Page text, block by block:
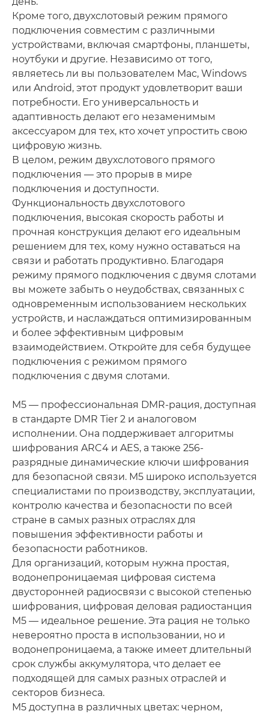
Кроме того, двухслотовый режим прямого
подключения совместим с различными
устройствами, включая смартфоны, планшеты,
ноутбуки и другие. Независимо от того,
являетесь ли вы пользователем Mac, Windows
или Android, этот продукт удовлетворит ваши
потребности. Его универсальность и
адаптивность делают его незаменимым
аксессуаром для тех, кто хочет упростить свою
цифровую жизнь.
В целом, режим двухслотового прямого
подключения — это прорыв в мире
подключения и доступности.
Функциональность двухслотового
подключения, высокая скорость работы и
прочная конструкция делают его идеальным
решением для тех, кому нужно оставаться на
связи и работать продуктивно. Благодаря
режиму прямого подключения с двумя слотами
вы можете забыть о неудобствах, связанных с
одновременным использованием нескольких
устройств, и наслаждаться оптимизированным
и более эффективным цифровым
взаимодействием. Откройте для себя будущее
подключения с режимом прямого
подключения с двумя слотами.
M5 — профессиональная DMR-рация, доступная
в стандарте DMR Tier 2 и аналоговом
исполнении. Она поддерживает алгоритмы
шифрования ARC4 и AES, а также 256-
разрядные динамические ключи шифрования
для безопасной связи. M5 широко используется
специалистами по производству, эксплуатации,
контролю качества и безопасности по всей
стране в самых разных отраслях для
повышения эффективности работы и
безопасности работников.
Для организаций, которым нужна простая,
водонепроницаемая цифровая система
двусторонней радиосвязи с высокой степенью
шифрования, цифровая деловая радиостанция
M5 — идеальное решение. Эта рация не только
невероятно проста в использовании, но и
водонепроницаема, а также имеет длительный
срок службы аккумулятора, что делает ее
подходящей для самых разных отраслей и
секторов бизнеса.
M5 доступна в различных цветах: черном,